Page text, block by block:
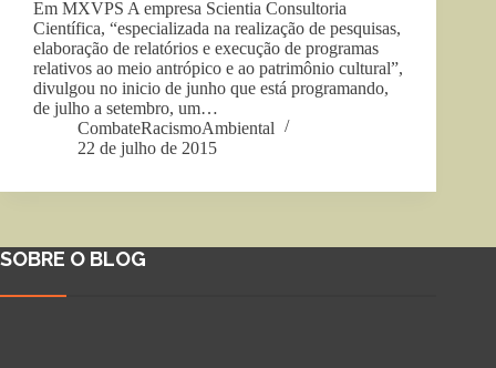
Em MXVPS A empresa Scientia Consultoria
Científica, “especializada na realização de pesquisas,
elaboração de relatórios e execução de programas
relativos ao meio antrópico e ao patrimônio cultural”,
divulgou no inicio de junho que está programando,
de julho a setembro, um…
CombateRacismoAmbiental
22 de julho de 2015
SOBRE O BLOG